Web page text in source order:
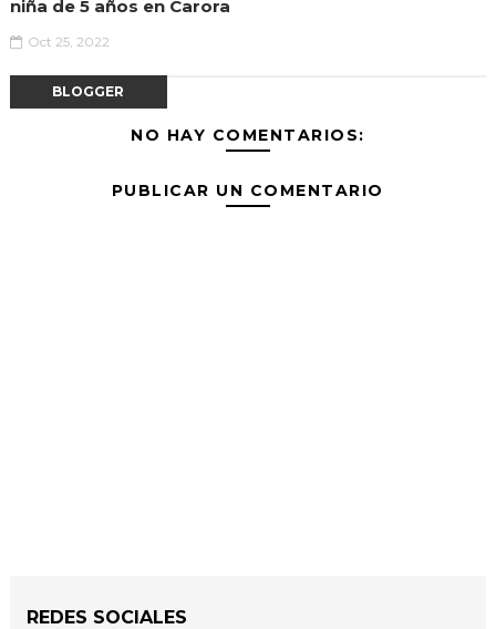
niña de 5 años en Carora
Oct 25, 2022
BLOGGER
NO HAY COMENTARIOS:
PUBLICAR UN COMENTARIO
REDES SOCIALES